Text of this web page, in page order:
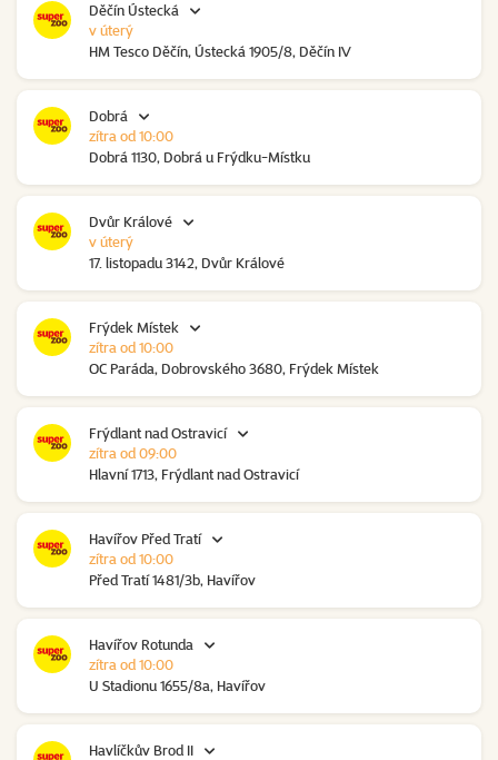
Děčín Ústecká
HM Tesco Děčín, Ústecká 1905/8, Děčín IV
v úterý
Dobrá
Dobrá 1130, Dobrá u Frýdku-Místku
zítra od 10:00
Dvůr Králové
17. listopadu 3142, Dvůr Králové
v úterý
Frýdek Místek
OC Paráda, Dobrovského 3680, Frýdek Místek
zítra od 10:00
Frýdlant nad Ostravicí
Hlavní 1713, Frýdlant nad Ostravicí
zítra od 09:00
Havířov Před Tratí
Před Tratí 1481/3b, Havířov
zítra od 10:00
Havířov Rotunda
U Stadionu 1655/8a, Havířov
zítra od 10:00
Havlíčkův Brod II